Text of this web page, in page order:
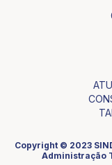
Copyright © 2023
Administração